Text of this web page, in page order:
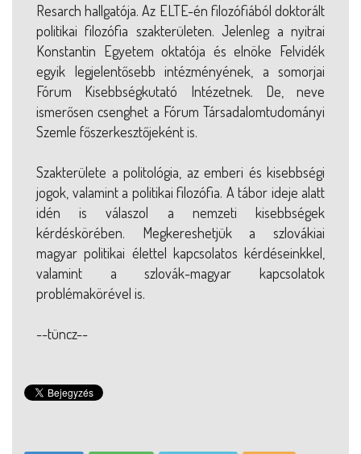
Resarch hallgatója. Az ELTE-én filozófiából doktorált
politikai filozófia szakterületen. Jelenleg a nyitrai
Konstantin Egyetem oktatója és elnöke Felvidék
egyik legjelentősebb intézményének, a somorjai
Fórum Kisebbségkutató Intézetnek. De, neve
ismerősen csenghet a Fórum Társadalomtudományi
Szemle főszerkesztőjeként is.
Szakterülete a politológia, az emberi és kisebbségi
jogok, valamint a politikai filozófia. A tábor ideje alatt
idén is válaszol a nemzeti kisebbségek
kérdéskörében. Megkereshetjük a szlovákiai
magyar politikai élettel kapcsolatos kérdéseinkkel,
valamint a szlovák-magyar kapcsolatok
problémakörével is.
--tüncz--